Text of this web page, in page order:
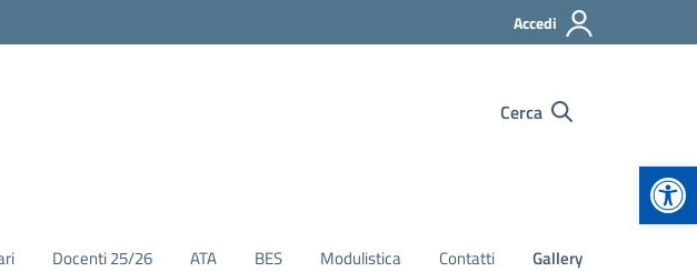
Accedi
Cerca
Docenti 25/26 ATA BES Modulistica Contatti Gallery